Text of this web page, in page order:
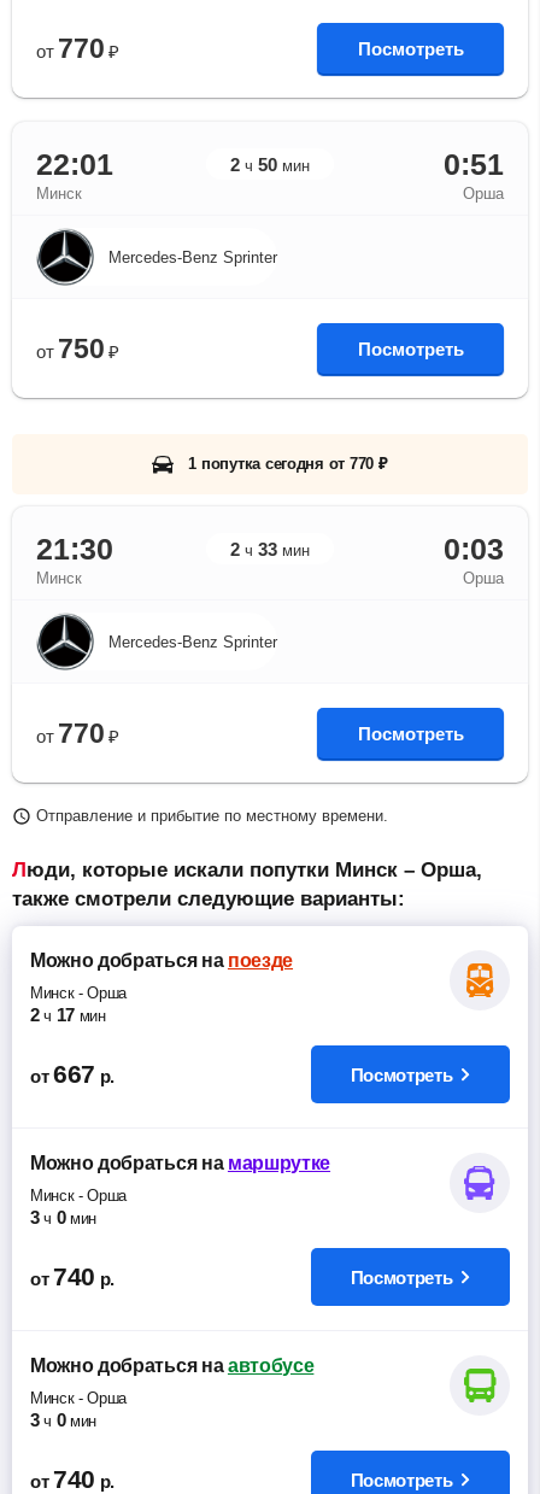
от 770 ₽ Посмотреть
22:01 2 ч 50 мин 0:51
Минск Орша
Mercedes-Benz Sprinter
от 750 ₽ Посмотреть
1 попутка сегодня от 770 ₽
21:30 2 ч 33 мин 0:03
Минск Орша
Mercedes-Benz Sprinter
от 770 ₽ Посмотреть
Отправление и прибытие по местному времени.
Люди, которые искали попутки Минск – Орша,
также смотрели следующие варианты:
Можно добратьсяна поезде
Минск-Орша
2 ч 17 мин
от 667 р. Посмотреть
Можно добратьсяна маршрутке
Минск-Орша
3 ч 0 мин
от 740 р. Посмотреть
Можно добратьсяна автобусе
Минск-Орша
3 ч 0 мин
от 740 р. Посмотреть